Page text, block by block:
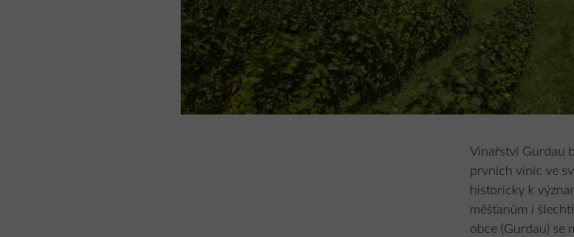
Vinařství Gurdau
prvních vinic ve
historicky k
měšťanům i
obce (Gurdau) se